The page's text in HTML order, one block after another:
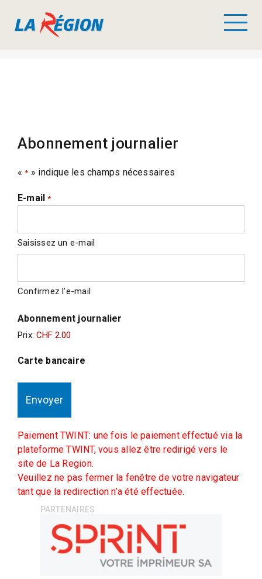
Abonnement journalier
«* » indique les champs nécessaires
E-mail *
Saisissez un e-mail
Confirmez l’e-mail
Abonnement journalier
Prix:
Carte bancaire
Paiement TWINT: une fois le paiement effectué via la
plateforme TWINT, vous allez être redirigé vers le
site de La Region.
Veuillez ne pas fermer la fenêtre de votre navigateur
tant que la redirection n’a été effectuée.
PARTENAIRES